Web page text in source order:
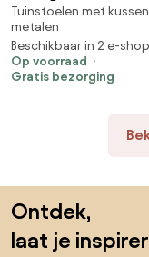
tuinstoel - Zwart
Tuinstoelen met
metalen
Beschikbaar in 2 e-
Op voorraad
Gratis bezorging
Ontdek,
laat je